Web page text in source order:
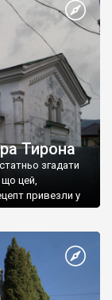
Тирона
згадати
цей,
привезли у